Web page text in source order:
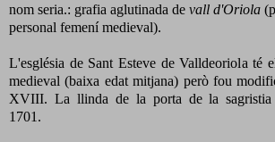
nom seria.: grafia aglutinada de vall d'Oriola
personal femení medieval).
L'església de Sant Esteve de Valldeoriola té
medieval (baixa edat mitjana) però fou
XVIII. La llinda de la porta de la sagristia
1701.